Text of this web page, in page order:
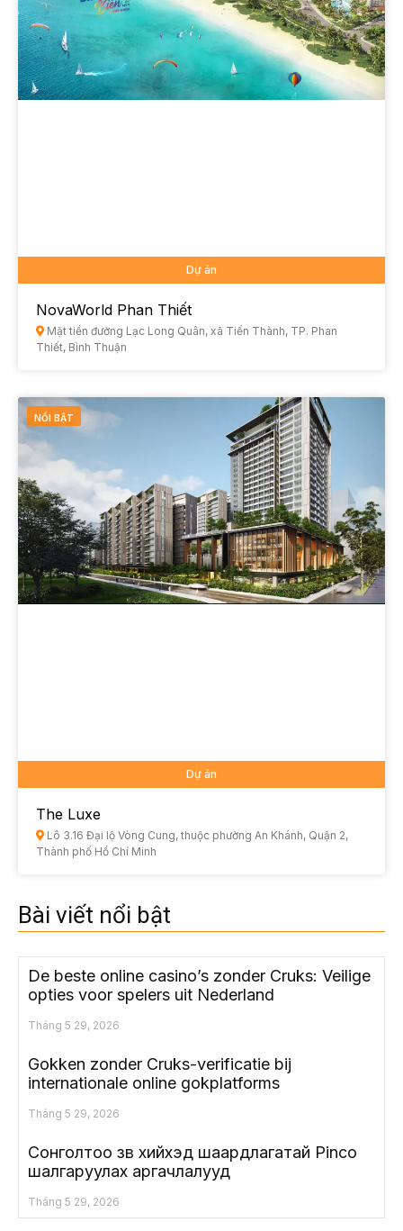
Dự án
NovaWorld Phan Thiết
Mặt tiền đường Lạc Long Quân, xã Tiến Thành, TP. Phan
Thiết, Bình Thuận
NỔI BẬT
Dự án
The Luxe
Lô 3.16 Đại lộ Vòng Cung, thuộc phường An Khánh, Quận 2,
Thành phố Hồ Chí Minh
Bài viết nổi bật
De beste online casino’s zonder Cruks: Veilige
opties voor spelers uit Nederland
Tháng 5 29, 2026
Gokken zonder Cruks-verificatie bij
internationale online gokplatforms
Tháng 5 29, 2026
Сонголтоо зөв хийхэд шаардлагатай Pinco
шалгаруулах аргачлалууд
Tháng 5 29, 2026